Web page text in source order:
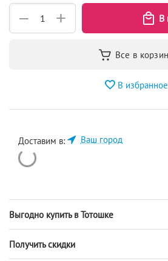
+
−
В избранное
Доставим в: Ваш город
Выгодно купить в Тотошке
Получить скидки